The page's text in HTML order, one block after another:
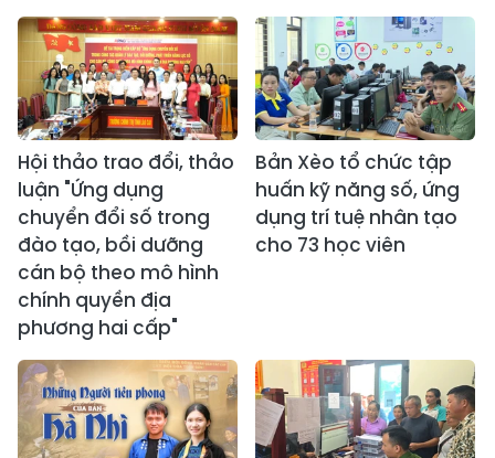
Hội thảo trao đổi, thảo
luận "Ứng dụng
chuyển đổi số trong
đào tạo, bồi dưỡng
cán bộ theo mô hình
chính quyền địa
phương hai cấp"
Bản Xèo tổ chức tập
huấn kỹ năng số, ứng
dụng trí tuệ nhân tạo
cho 73 học viên